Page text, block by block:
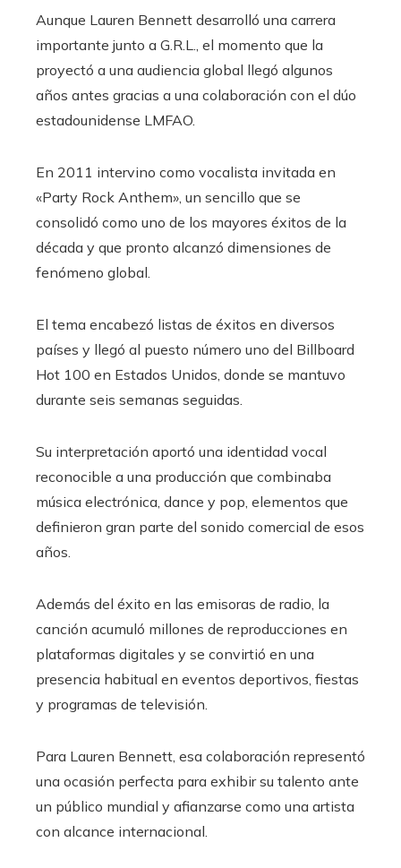
Aunque Lauren Bennett desarrolló una carrera
importante junto a G.R.L., el momento que la
proyectó a una audiencia global llegó algunos
años antes gracias a una colaboración con el dúo
estadounidense LMFAO.
En 2011 intervino como vocalista invitada en
«Party Rock Anthem», un sencillo que se
consolidó como uno de los mayores éxitos de la
década y que pronto alcanzó dimensiones de
fenómeno global.
El tema encabezó listas de éxitos en diversos
países y llegó al puesto número uno del Billboard
Hot 100 en Estados Unidos, donde se mantuvo
durante seis semanas seguidas.
Su interpretación aportó una identidad vocal
reconocible a una producción que combinaba
música electrónica, dance y pop, elementos que
definieron gran parte del sonido comercial de esos
años.
Además del éxito en las emisoras de radio, la
canción acumuló millones de reproducciones en
plataformas digitales y se convirtió en una
presencia habitual en eventos deportivos, fiestas
y programas de televisión.
Para Lauren Bennett, esa colaboración representó
una ocasión perfecta para exhibir su talento ante
un público mundial y afianzarse como una artista
con alcance internacional.